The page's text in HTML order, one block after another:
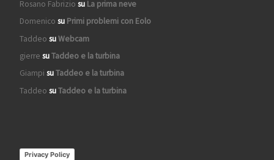
Rosano Fabrizio su La prima neve
Domenico su Primi problemi con Eolo
Taddeo suWebcam
gierre suTaddeo e la turbina
Giampi suTaddeo e la turbina
Taddeo suTaddeo e la turbina
Privacy Policy